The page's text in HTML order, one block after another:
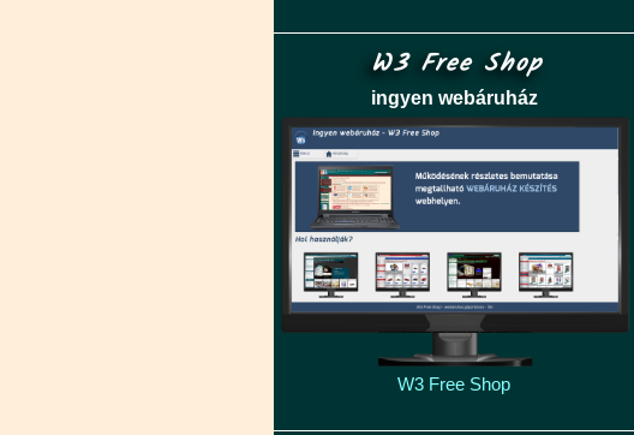
W3 Free Shop
ingyen webáruház
W3 Free Shop